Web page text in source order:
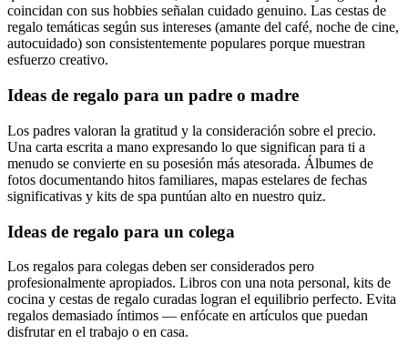
coincidan con sus hobbies señalan cuidado genuino. Las cestas de
regalo temáticas según sus intereses (amante del café, noche de cine,
autocuidado) son consistentemente populares porque muestran
esfuerzo creativo.
Ideas de regalo para un padre o madre
Los padres valoran la gratitud y la consideración sobre el precio.
Una carta escrita a mano expresando lo que significan para ti a
menudo se convierte en su posesión más atesorada. Álbumes de
fotos documentando hitos familiares, mapas estelares de fechas
significativas y kits de spa puntúan alto en nuestro quiz.
Ideas de regalo para un colega
Los regalos para colegas deben ser considerados pero
profesionalmente apropiados. Libros con una nota personal, kits de
cocina y cestas de regalo curadas logran el equilibrio perfecto. Evita
regalos demasiado íntimos — enfócate en artículos que puedan
disfrutar en el trabajo o en casa.